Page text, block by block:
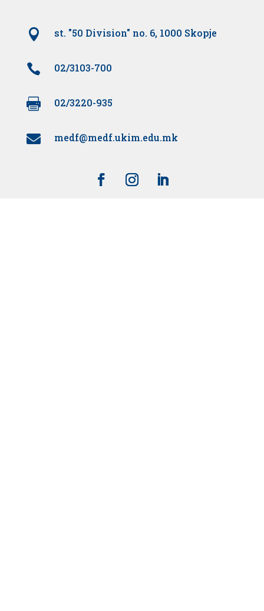
 st. "50 Division" no. 6, 1000 Skopje
 02/3103-700
 02/3220-935
 medf@medf.ukim.edu.mk